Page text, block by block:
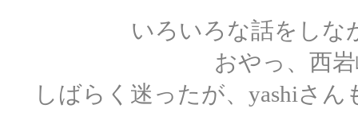
いろいろな話をしな
おやっ、西
しばらく迷ったが、yashiさ